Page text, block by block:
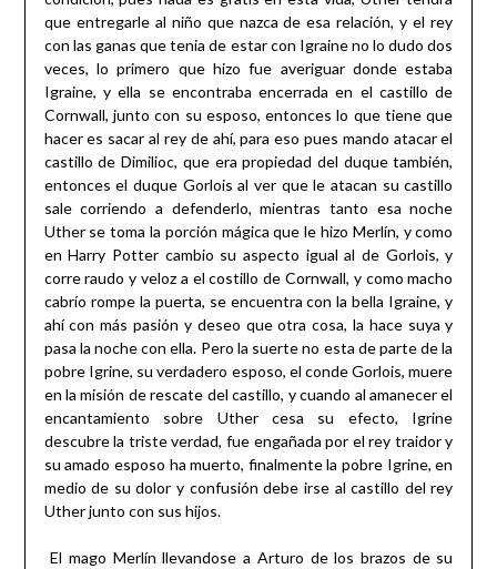
que entregarle al niño que nazca de esa relación, y el rey
con las ganas que tenia de estar con Igraine no lo dudo dos
veces, lo primero que hizo fue averiguar donde estaba
Igraine, y ella se encontraba encerrada en el castillo de
Cornwall, junto con su esposo, entonces lo que tiene que
hacer es sacar al rey de ahí, para eso pues mando atacar el
castillo de Dimilioc, que era propiedad del duque también,
entonces el duque Gorlois al ver que le atacan su castillo
sale corriendo a defenderlo, mientras tanto esa noche
Uther se toma la porción mágica que le hizo Merlín, y como
en Harry Potter cambio su aspecto igual al de Gorlois, y
corre raudo y veloz a el costillo de Cornwall, y como macho
cabrío rompe la puerta, se encuentra con la bella Igraine, y
ahí con más pasión y deseo que otra cosa, la hace suya y
pasa la noche con ella. Pero la suerte no esta de parte de la
pobre Igrine, su verdadero esposo, el conde Gorlois, muere
en la misión de rescate del castillo, y cuando al amanecer el
encantamiento sobre Uther cesa su efecto, Igrine
descubre la triste verdad, fue engañada por el rey traidor y
su amado esposo ha muerto, finalmente la pobre Igrine, en
medio de su dolor y confusión debe irse al castillo del rey
Uther junto con sus hijos.
El mago Merlín llevandose a Arturo de los brazos de su